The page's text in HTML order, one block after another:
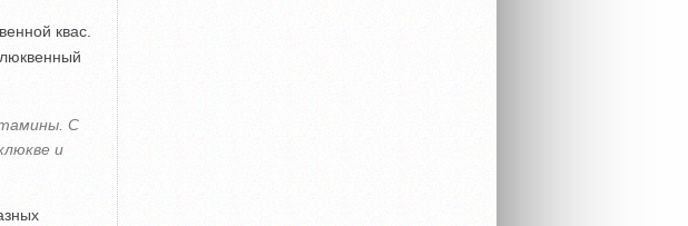
квас.
С
и